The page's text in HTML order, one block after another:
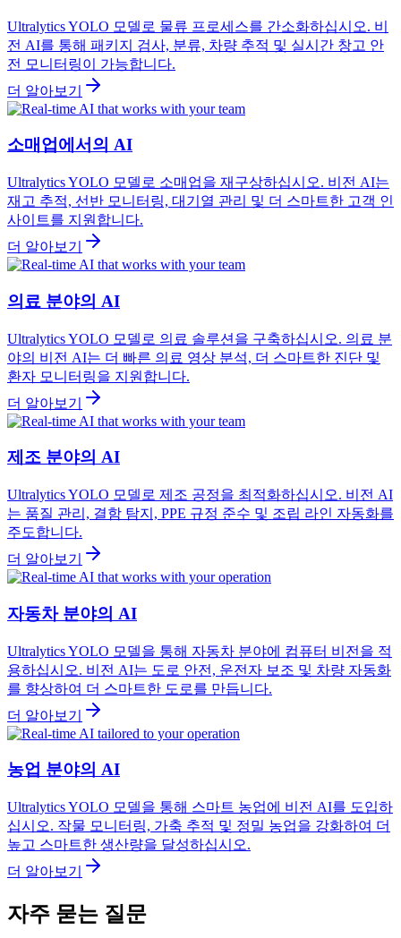
Ultralytics YOLO 모델로 물류 프로세스를 간소화하십시오. 비
전 AI를 통해 패키지 검사, 분류, 차량 추적 및 실시간 창고 안
전 모니터링이 가능합니다.
더 알아보기
소매업에서의 AI
Ultralytics YOLO 모델로 소매업을 재구상하십시오. 비전 AI는
재고 추적, 선반 모니터링, 대기열 관리 및 더 스마트한 고객 인
사이트를 지원합니다.
더 알아보기
의료 분야의 AI
Ultralytics YOLO 모델로 의료 솔루션을 구축하십시오. 의료 분
야의 비전 AI는 더 빠른 의료 영상 분석, 더 스마트한 진단 및
환자 모니터링을 지원합니다.
더 알아보기
제조 분야의 AI
Ultralytics YOLO 모델로 제조 공정을 최적화하십시오. 비전 AI
는 품질 관리, 결함 탐지, PPE 규정 준수 및 조립 라인 자동화를
주도합니다.
더 알아보기
자동차 분야의 AI
Ultralytics YOLO 모델을 통해 자동차 분야에 컴퓨터 비전을 적
용하십시오. 비전 AI는 도로 안전, 운전자 보조 및 차량 자동화
를 향상하여 더 스마트한 도로를 만듭니다.
더 알아보기
농업 분야의 AI
Ultralytics YOLO 모델을 통해 스마트 농업에 비전 AI를 도입하
십시오. 작물 모니터링, 가축 추적 및 정밀 농업을 강화하여 더
높고 스마트한 생산량을 달성하십시오.
더 알아보기
자주 묻는 질문